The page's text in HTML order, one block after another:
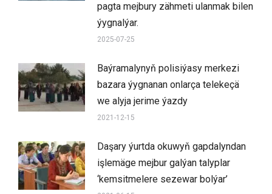
pagta mejbury zähmeti ulanmak bilen
ýygnalýar.
2025-07-25
Baýramalynyň polisiýasy merkezi
bazara ýygnanan onlarça telekeçä
we alyja jerime ýazdy
2021-12-15
Daşary ýurtda okuwyň gapdalyndan
işlemäge mejbur galýan talyplar
‘kemsitmelere sezewar bolýar’